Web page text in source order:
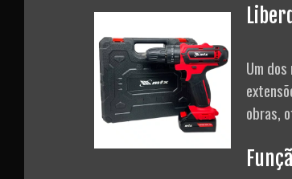
Um
obras,